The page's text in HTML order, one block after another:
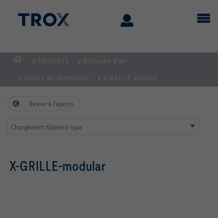
d'accueil
PRODUITS Diffusion d'air
Grilles de ventilation X-GRILLE modular
Retour à l'aperçu
Changement %{séries} type
X-GRILLE-modular